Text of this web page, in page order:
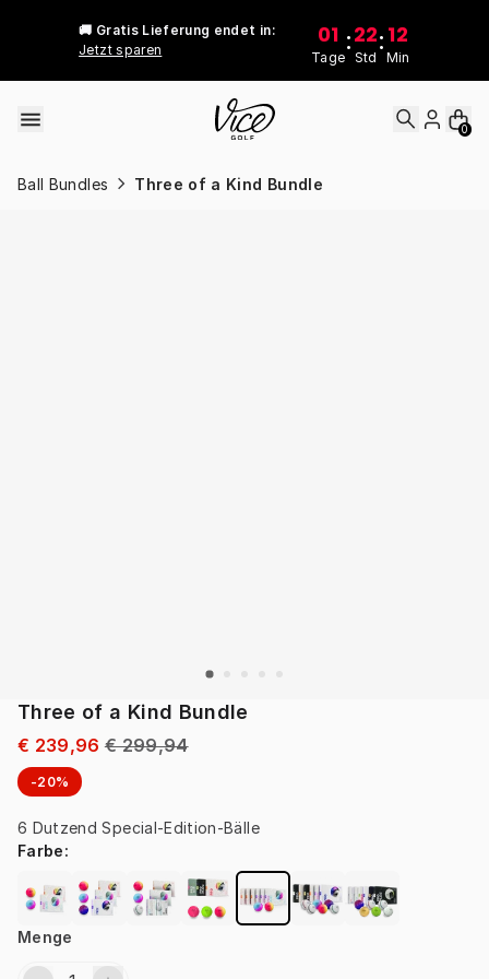
🚚 Gratis Lieferung endet in:
Jetzt sparen
01
Tage
:22
Std
: 12
Min
0
Ball Bundles Three of a Kind Bundle
Three of a Kind Bundle
€ 239,96 € 299,94
-20%
6 Dutzend Special-Edition-Bälle
Farbe:
Menge